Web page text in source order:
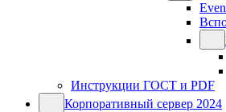
Инструкции ГОСТ и PDF
Корпоративный сервер 2024